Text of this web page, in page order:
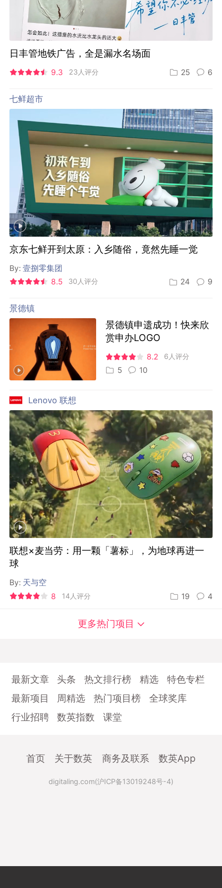
日丰管地铁广告，全是漏水名场面
9.3 23人评分 25 6
七鲜超市
京东七鲜开到太原：入乡随俗，竟然先睡一觉
By:壹捌零集团
8.5
30人评分 24 9
景德镇
景德镇申遗成功！快来欣
赏申办LOGO
8.2 6人评分
5 10
Lenovo 联想
联想×麦当劳：用一颗「薯标」，为地球再进一
球
By: 天与空
8
14人评分 19 4
更多热门项目
最新文章 头条 热文排行榜 精选
特色专栏
最新项目
周精选 热门项目榜
全球奖库
行业招聘
数英指数 课堂
首页 关于数英 商务及联系 数英App
digitaling.com(沪ICP备13019248号-4)